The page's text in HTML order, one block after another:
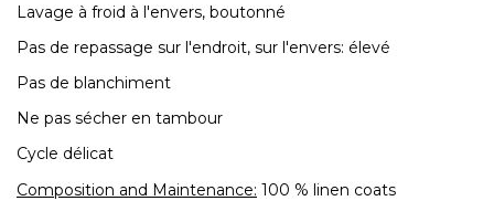
Lavage à froid à l'envers, boutonné
Pas de repassage sur l'endroit, sur l'envers: élevé
Pas de blanchiment
Ne pas sécher en tambour
Cycle délicat
Composition and Maintenance: 100 % linen coats